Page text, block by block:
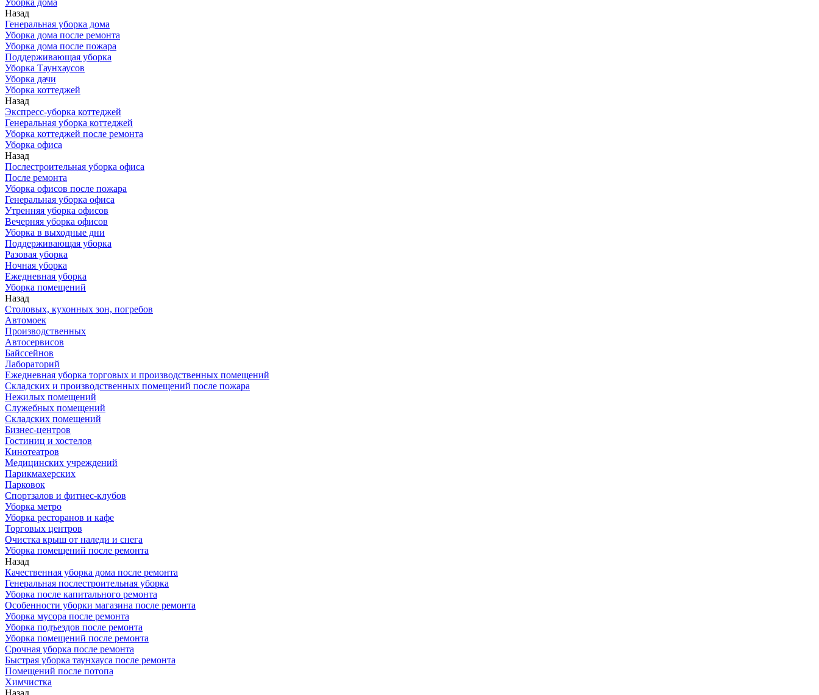
Уборка дома
Назад
Генеральная уборка дома
Уборка дома после ремонта
Уборка дома после пожара
Поддерживающая уборка
Уборка Таунхаусов
Уборка дачи
Уборка коттеджей
Назад
Экспресс-уборка коттеджей
Генеральная уборка коттеджей
Уборка коттеджей после ремонта
Уборка офиса
Назад
Послестроительная уборка офиса
После ремонта
Уборка офисов после пожара
Генеральная уборка офиса
Утренняя уборка офисов
Вечерняя уборка офисов
Уборка в выходные дни
Поддерживающая уборка
Разовая уборка
Ночная уборка
Ежедневная уборка
Уборка помещений
Назад
Столовых, кухонных зон, погребов
Автомоек
Производственных
Автосервисов
Байссейнов
Лабораторий
Ежедневная уборка торговых и производственных помещений
Складских и производственных помещений после пожара
Нежилых помещений
Служебных помещений
Складских помещений
Бизнес-центров
Гостиниц и хостелов
Кинотеатров
Медицинских учреждений
Парикмахерских
Парковок
Спортзалов и фитнес-клубов
Уборка метро
Уборка ресторанов и кафе
Торговых центров
Очистка крыш от наледи и снега
Уборка помещений после ремонта
Назад
Качественная уборка дома после ремонта
Генеральная послестроительная уборка
Уборка после капитального ремонта
Особенности уборки магазина после ремонта
Уборка мусора после ремонта
Уборка подъездов после ремонта
Уборка помещений после ремонта
Срочная уборка после ремонта
Быстрая уборка таунхауса после ремонта
Помещений после потопа
Химчистка
Назад